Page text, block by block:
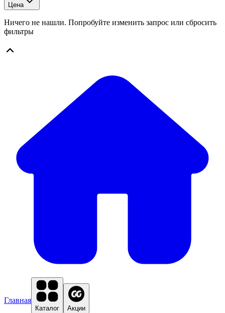
Цена
Ничего не нашли. Попробуйте изменить запрос или сбросить
фильтры
Главная
Каталог Акции